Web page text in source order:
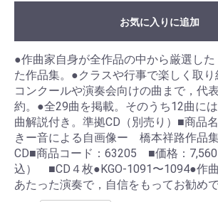
お気に入りに追加
●作曲家自身が全作品の中から厳選し
た作品集。●クラスや行事で楽しく取り
コンクールや演奏会向けの曲まで，代
約。●全29曲を掲載。そのうち12曲に
曲解説付き。準拠CD（別売り）■商品
きー音による自画像ー 橋本祥路作品
CD■商品コード：63205 ■価格：
込） ■CD４枚●KGO-1091〜1094●作
あたった演奏で，自信をもってお勧めで